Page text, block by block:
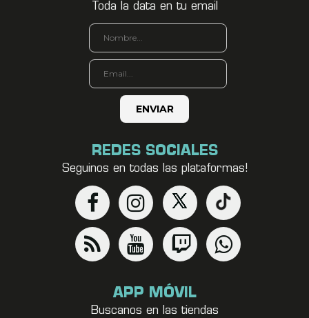
Toda la data en tu email
REDES SOCIALES
Seguinos en todas las plataformas!
APP MÓVIL
Buscanos en las tiendas